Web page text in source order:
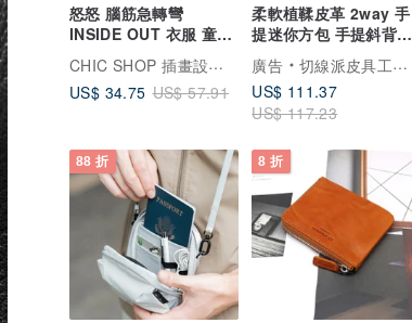
怒怒 腦筋急轉彎
INSIDE OUT 衣服 童裝
T恤 白T 純棉 吸濕排汗
衣
CHIC SHOP 插畫設計館
US$ 34.75 US$ 57.91
柔軟植鞣皮革 2way 手
提迷你方包 手提斜背包
上品氣質真皮包
廣告
切線派皮具工作室
US$ 111.37
US$ 117.23
88 折 8 折